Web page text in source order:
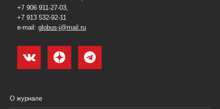
+7 906 911-27-03,
+7 913 532-92-11
e-mail: globus-j@mail.ru
О журнале